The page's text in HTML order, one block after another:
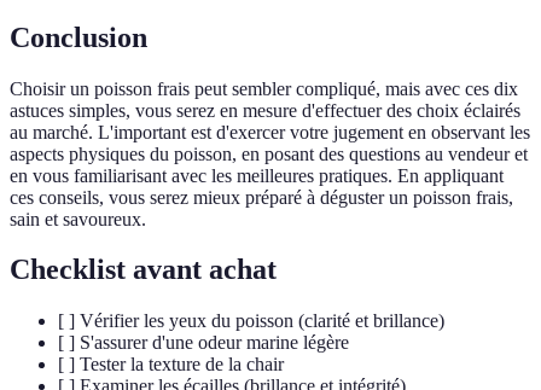
Conclusion
Choisir un poisson frais peut sembler compliqué, mais avec ces dix
astuces simples, vous serez en mesure d'effectuer des choix éclairés
au marché. L'important est d'exercer votre jugement en observant les
aspects physiques du poisson, en posant des questions au vendeur et
en vous familiarisant avec les meilleures pratiques. En appliquant
ces conseils, vous serez mieux préparé à déguster un poisson frais,
sain et savoureux.
Checklist avant achat
[ ] Vérifier les yeux du poisson (clarité et brillance)
[ ] S'assurer d'une odeur marine légère
[ ] Tester la texture de la chair